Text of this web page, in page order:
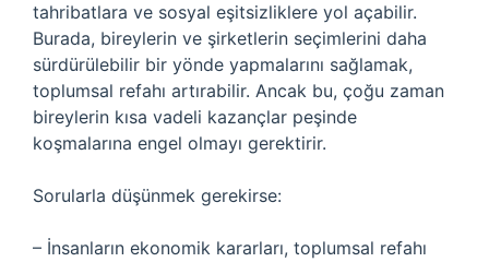
tahribatlara ve sosyal eşitsizliklere yol açabilir.
Burada, bireylerin ve şirketlerin seçimlerini daha
sürdürülebilir bir yönde yapmalarını sağlamak,
toplumsal refahı artırabilir. Ancak bu, çoğu zaman
bireylerin kısa vadeli kazançlar peşinde
koşmalarına engel olmayı gerektirir.
Sorularla düşünmek gerekirse:
– İnsanların ekonomik kararları, toplumsal refahı